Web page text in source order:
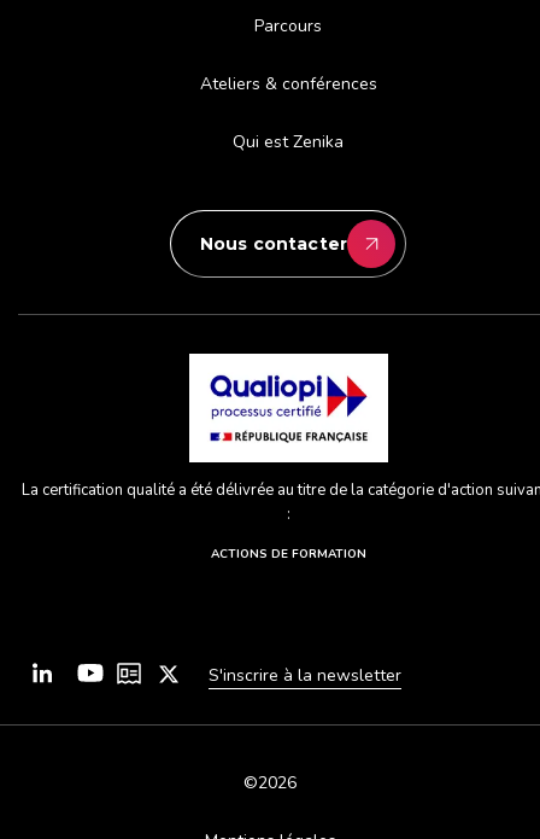
Parcours
Ateliers & conférences
Qui est Zenika
Nous contacter
La certification qualité a été délivrée au titre de la catégorie d'action
:
ACTIONS DE FORMATION
S'inscrire à la newsletter
©2026